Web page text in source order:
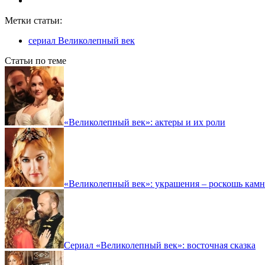
Метки статьи:
сериал Великолепный век
Статьи по теме
«Великолепный век»: актеры и их роли
«Великолепный век»: украшения – роскошь
Сериал «Великолепный век»: восточная сказка